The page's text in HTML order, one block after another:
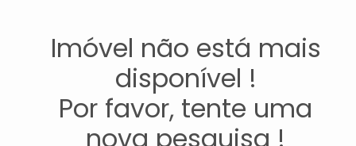
Imóvel não está mais
disponível !
Por favor, tente uma
nova pesquisa !